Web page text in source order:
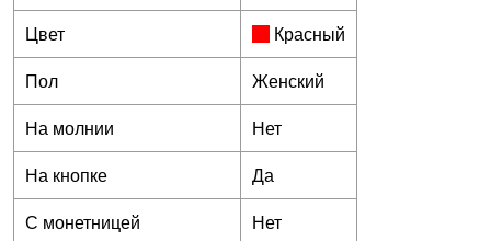
Цвет
Красный
Пол
Женский
На молнии
Нет
На кнопке
Да
С монетницей
Нет